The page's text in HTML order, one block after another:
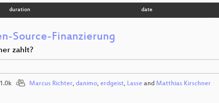
duration date
Source-Finanzierung
zahlt?
1.0k Marcus Richter, danimo, erdgeist, Lasse and Matthias Kirschner